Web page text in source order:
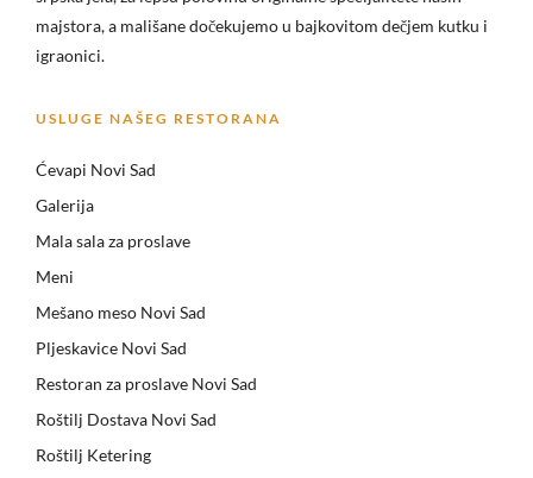
majstora, a mališane dočekujemo u bajkovitom dečjem kutku i
igraonici.
USLUGE NAŠEG RESTORANA
Ćevapi Novi Sad
Galerija
Mala sala za proslave
Meni
Mešano meso Novi Sad
Pljeskavice Novi Sad
Restoran za proslave Novi Sad
Roštilj Dostava Novi Sad
Roštilj Ketering